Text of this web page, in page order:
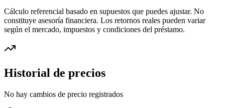
Cálculo referencial basado en supuestos que puedes ajustar. No
constituye asesoría financiera. Los retornos reales pueden variar
según el mercado, impuestos y condiciones del préstamo.
Historial de precios
No hay cambios de precio registrados